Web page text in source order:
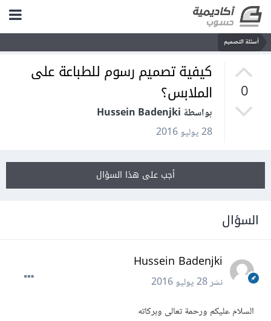
أسئلة التصميم
0
كيفية تصميم رسوم للطباعة على
الملابس؟
بواسطة Hussein Badenjki
28 يوليو 2016
أجب على هذا السؤال
السؤال
Hussein Badenjki
نشر28 يوليو 2016
السلام عليكم ورحمة تعالى وبركاته